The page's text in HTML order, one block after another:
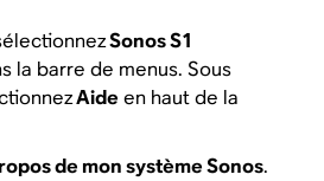
Sonos S1
la barre de menus. Sous
Aide en haut de la
de mon système Sonos.